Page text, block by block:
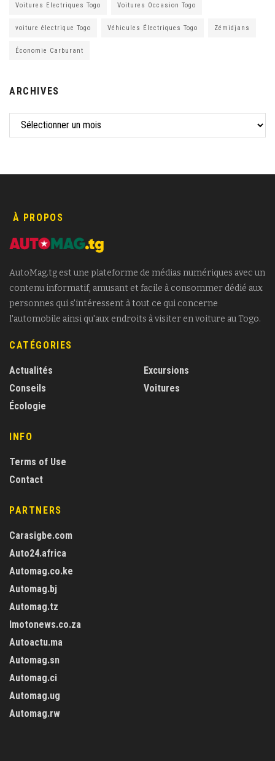
Voitures Electriques Togo Voitures Occasion Togo
voiture électrique Togo Véhicules Électriques Togo Zémidjans
Économie Carburant
ARCHIVES
À PROPOS
AutoMag.tg est une plateforme de médias numériques avec un
contenu informatif, amusant et facile à consommer dédié aux
personnes qui s'intéressent à tout ce qui concerne
l'automobile ainsi qu'aux endroits à visiter en voiture au Togo.
CATÉGORIES
Actualités
Conseils
Écologie
Excursions
Voitures
INFO
Terms of Use
Contact
PARTNERS
Carasigbe.com
Auto24.africa
Automag.co.ke
Automag.bj
Automag.tz
Imotonews.co.za
Autoactu.ma
Automag.sn
Automag.ci
Automag.ug
Automag.rw